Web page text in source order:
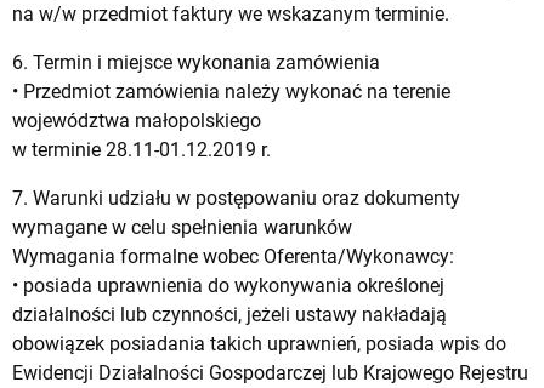
na w/w przedmiot faktury we wskazanym terminie.
6. Termin i miejsce wykonania zamówienia
• Przedmiot zamówienia należy wykonać na terenie
województwa małopolskiego
w terminie 28.11-01.12.2019 r.
7. Warunki udziału w postępowaniu oraz dokumenty
wymagane w celu spełnienia warunków
Wymagania formalne wobec Oferenta/Wykonawcy:
• posiada uprawnienia do wykonywania określonej
działalności lub czynności, jeżeli ustawy nakładają
obowiązek posiadania takich uprawnień, posiada wpis do
Ewidencji Działalności Gospodarczej lub Krajowego Rejestru